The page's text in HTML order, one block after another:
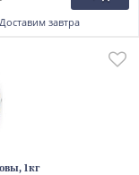
Доставим завтра
1кг